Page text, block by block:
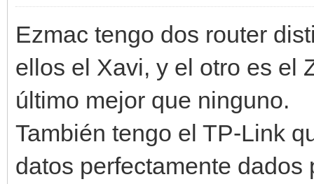
Ezmac tengo dos router
ellos el Xavi, y el otro es el
último mejor que ninguno.
También tengo el TP-Link
datos perfectamente